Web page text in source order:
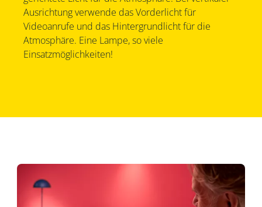
Ausrichtung verwende das Vorderlicht für
Videoanrufe und das Hintergrundlicht für die
Atmosphäre. Eine Lampe, so viele
Einsatzmöglichkeiten!